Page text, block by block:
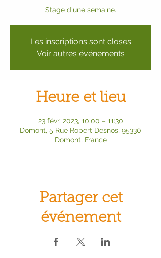
Stage d'une semaine.
Les inscriptions sont closes
Voir autres événements
Heure et lieu
23 févr. 2023, 10:00 – 11:30
Domont, 5 Rue Robert Desnos, 95330
Domont, France
Partager cet
événement